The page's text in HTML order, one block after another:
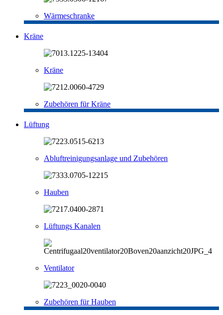
Wärmeschranke
Kräne
Kräne
Zubehören für Kräne
Lüftung
Abluftreinigungsanlage und Zubehören
Hauben
Lüftungs Kanalen
Ventilator
Zubehören für Hauben